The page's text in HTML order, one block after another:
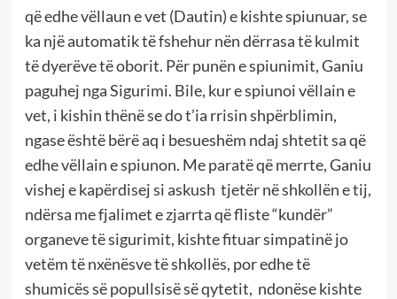
që edhe vëllaun e vet (Dautin) e kishte spiunuar, se
ka një automatik të fshehur nën dërrasa të kulmit
të dyerëve të oborit. Për punën e spiunimit, Ganiu
paguhej nga Sigurimi. Bile, kur e spiunoi vëllain e
vet, i kishin thënë se do t’ia rrisin shpërblimin,
ngase është bërë aq i besueshëm ndaj shtetit sa që
edhe vëllain e spiunon. Me paratë që merrte, Ganiu
vishej e kapërdisej si askush tjetër në shkollën e tij,
ndërsa me fjalimet e zjarrta që fliste “kundër”
organeve të sigurimit, kishte fituar simpatinë jo
vetëm të nxënësve të shkollës, por edhe të
shumicës së popullsisë së qytetit, ndonëse kishte